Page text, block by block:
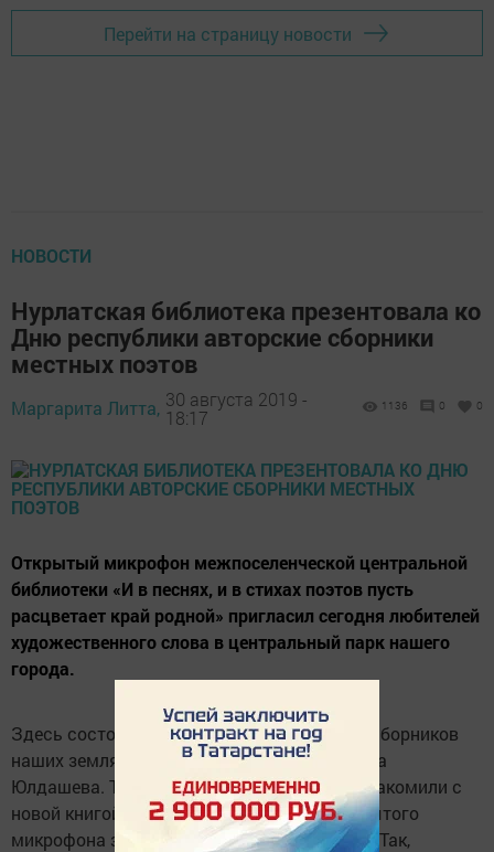
Перейти на страницу новости
НОВОСТИ
Нурлатская библиотека презентовала ко
Дню республики авторские сборники
местных поэтов
Маргарита Литта, 30 августа 2019 -
18:17
1136 0 0
Открытый микрофон межпоселенческой центральной
библиотеки «И в песнях, и в стихах поэтов пусть
расцветает край родной» пригласил сегодня любителей
художественного слова в центральный парк нашего
города.
Здесь состоялась презентация авторских сборников
наших земляков Михаила Зевакина и Рената
Юлдашева. Также гостей мероприятия познакомили с
новой книгой Валентина Бурайкина. У открытого
микрофона звучали стихи местных поэтов. Так,